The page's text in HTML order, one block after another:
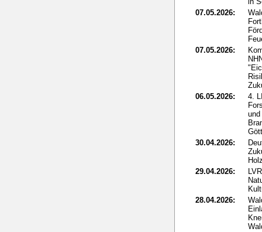
07.05.2026:
07.05.2026:
06.05.2026:
4.
30.04.2026:
29.04.2026:
28.04.2026: